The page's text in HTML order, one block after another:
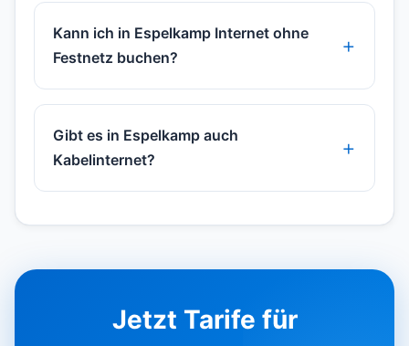
Kann ich in Espelkamp Internet ohne
Festnetz buchen?
Gibt es in Espelkamp auch
Kabelinternet?
Jetzt Tarife für